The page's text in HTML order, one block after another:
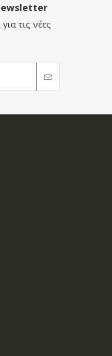
τις νέες